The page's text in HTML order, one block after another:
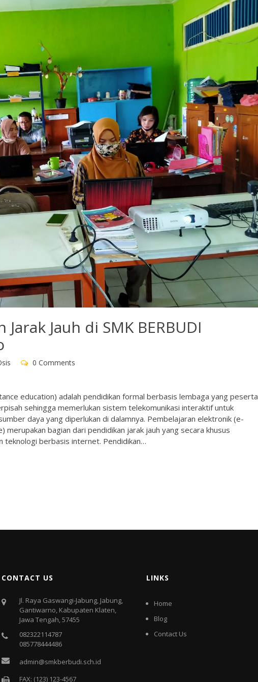
Jarak Jauh di SMK BERBUDI
0 Comments
education) adalah pendidikan formal berbasis lembaga yang peserta
sehingga memerlukan sistem telekomunikasi interaktif untuk
daya yang diperlukan di dalamnya. Pembelajaran elektronik (e-
merupakan bagian dari pendidikan jarak jauh yang secara khusus
teknologi berbasis internet. Pendidikan…
CONTACT US
Jl. Raya Gaswangi-Jabung, Jabung,
Gantiwarno, Kabupaten Klaten,
Jawa Tengah, 57455
082322114787
085778444486
admin@smkberbudi.sch.id
FAX: (123) 123-4567
LINKS
Home
Blog
Contact Us